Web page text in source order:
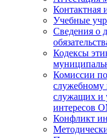
Контактная
Учебные
Сведения о
Кодексы
Комиссии
служащих и
интересов
Конфликт